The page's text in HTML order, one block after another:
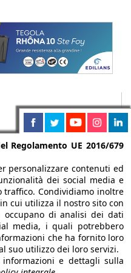
tua pubblicità
Iscriviti alla
Regolamento UE 2016/679
personalizzare contenuti ed
dei social media e
traffico. Condividiamo inoltre
cui utilizza il nostro sito con
di analisi dei dati
media, i quali potrebbero
che ha fornito loro
suo utilizzo dei loro servizi.
e dettagli sulla